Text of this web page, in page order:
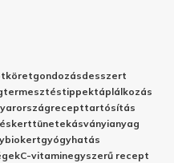
köretgondozásdesszert
termesztéstippektáplálkozás
recepttartósítás
kerttünetekásványianyag
biokertgyógyhatás
C-vitaminegyszerű recept